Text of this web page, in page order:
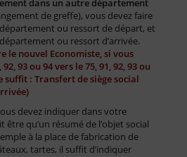
dans un autre département
de greffe), vous devez faire
ou ressort de départ, et
ou ressort d’arrivée.
le nouvel Economiste, si vous
93 ou 94 vers le 75, 91, 92, 93 ou
suffit : Transfert de siège social
devez indiquer dans votre
être qu’un résumé de l’objet social
à la place de fabrication de
tartes, il suffit d’indiquer